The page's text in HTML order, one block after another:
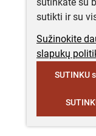
sutikti ir su
Sužinokite
slapukų
SUTINKU